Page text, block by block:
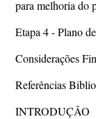
para melhoria do
Etapa 4 - Plano
Considerações
Referências
INTRODUÇÃO